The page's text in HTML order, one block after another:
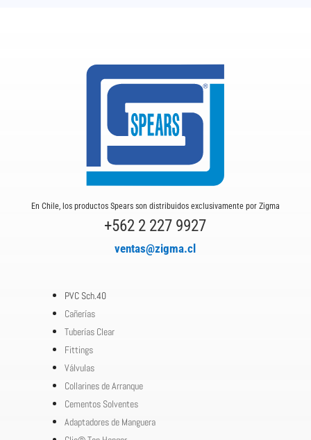
PVC-
En Chile, los productos Spears son distribuidos exclusivamente por Zigma
+562 2 227 9927
ventas@zigma.cl
PVC Sch.40
Cañerías
Tuberías Clear
Fittings
Válvulas
Collarines de Arranque
Cementos Solventes
Adaptadores de Manguera